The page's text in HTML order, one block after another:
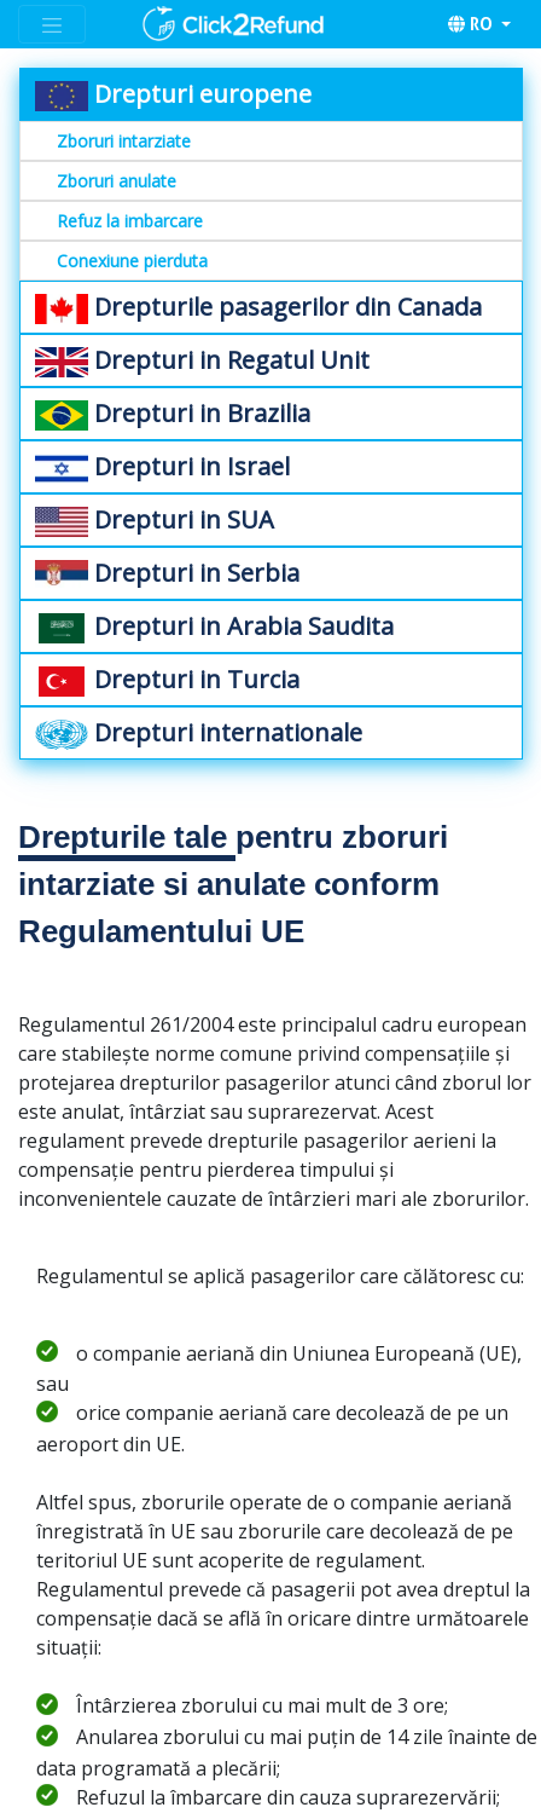
RO
Drepturi europene
Zboruri intarziate
Zboruri anulate
Refuz la imbarcare
Conexiune pierduta
Drepturile pasagerilor din Canada
Drepturi in Regatul Unit
Drepturi in Brazilia
Drepturi in Israel
Drepturi in SUA
Drepturi in Serbia
Drepturi in Arabia Saudita
Drepturi in Turcia
Drepturi internationale
Drepturile tale pentru zboruri
intarziate si anulate conform
Regulamentului UE
Regulamentul 261/2004 este principalul cadru european
care stabilește norme comune privind compensațiile și
protejarea drepturilor pasagerilor atunci când zborul lor
este anulat, întârziat sau suprarezervat. Acest
regulament prevede drepturile pasagerilor aerieni la
compensație pentru pierderea timpului și
inconvenientele cauzate de întârzieri mari ale zborurilor.
Regulamentul se aplică pasagerilor care călătoresc cu:
o companie aeriană din Uniunea Europeană (UE),
sau
orice companie aeriană care decolează de pe un
aeroport din UE.
Altfel spus, zborurile operate de o companie aeriană
înregistrată în UE sau zborurile care decolează de pe
teritoriul UE sunt acoperite de regulament.
Regulamentul prevede că pasagerii pot avea dreptul la
compensație dacă se află în oricare dintre următoarele
situații:
Întârzierea zborului cu mai mult de 3 ore;
Anularea zborului cu mai puțin de 14 zile înainte de
data programată a plecării;
Refuzul la îmbarcare din cauza suprarezervării;